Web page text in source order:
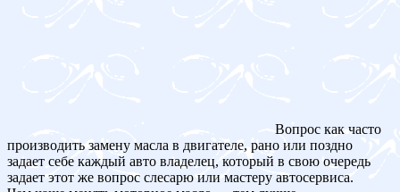
Вопрос как часто
производить замену масла в двигателе, рано или поздно
задает себе каждый авто владелец, который в свою очередь
задает этот же вопрос слесарю или мастеру автосервиса.